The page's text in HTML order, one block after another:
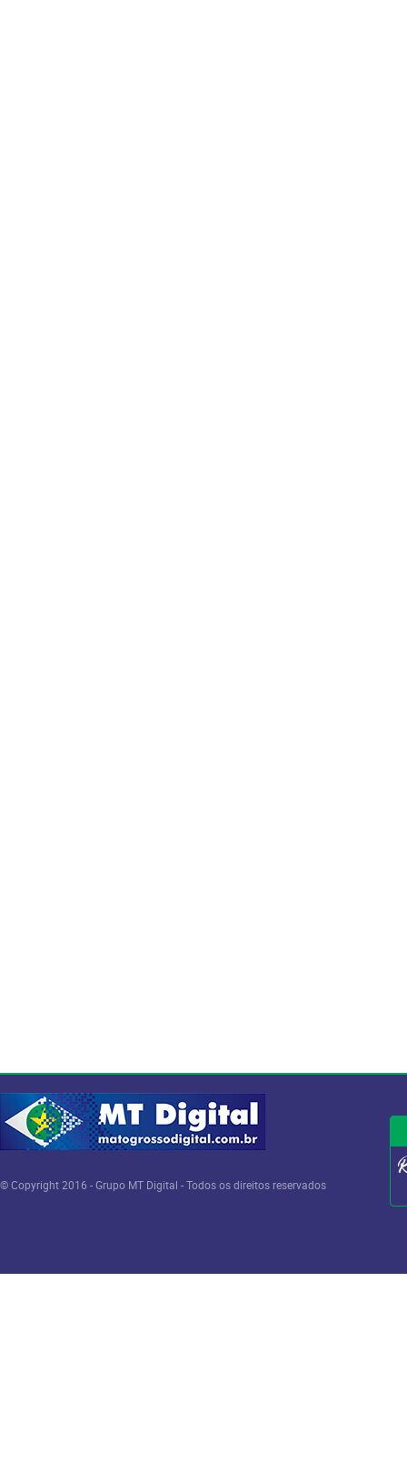
© Copyright 2016 - Grupo MT Digital - Todos os direitos reservados